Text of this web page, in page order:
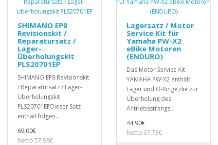
SHIMANO EP8
Revisionskit /
Reparatursatz /
Lager-
Überholungskit
PLS20701EP
SHIMANO EP8 Revisionskit
/ Reparatursatz / Lager-
Überholungskit
PLS20701EPDieser Satz
enthält folgen..
69,00€
Netto 57,98€
Lagersatz / Motor
Service Kit für
Yamaha PW-X2
eBike Motoren
(ENDURO)
Das Motor Service Kit
YAMAHA PW-X2 enthält
Lager und O-Ringe,die zur
Überholung des
Antriebsstrangs ..
44,90€
Netto 37,73€